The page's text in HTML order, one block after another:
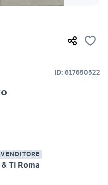
ID: 617650522
& Ti Roma